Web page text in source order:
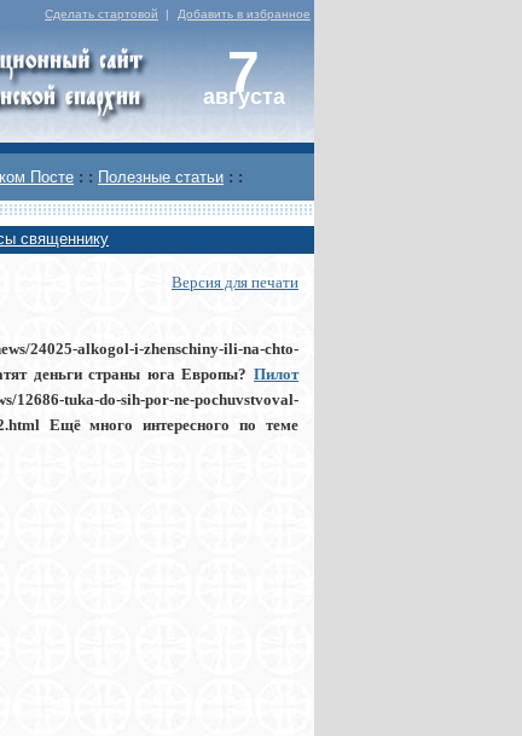
Сделать стартовой | Добавить в избранное
7
августа
Посте : : Полезные статьи : :
священнику
Версия для печати
24025-alkogol-i-zhenschiny-ili-na-chto-
деньги страны юга Европы?Пилот
12686-tuka-do-sih-por-ne-pochuvstvoval-
Ещё много интересного по теме